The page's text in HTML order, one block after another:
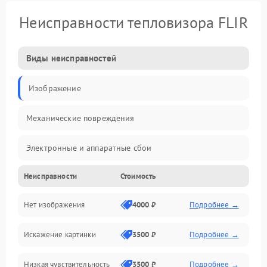
Неисправности тепловизора FLIR
Виды неисправностей
Изображение
Механические повреждения
Электронные и аппаратные сбои
Неисправности сенсора и оптики
Программные ошибки
Электропитание
Неисправности Стоимость
Нет изображения 4000 ₽ Подробнее →
Искажение картинки 3500 ₽ Подробнее →
Низкая чувствительность 3500 ₽ Подробнее →